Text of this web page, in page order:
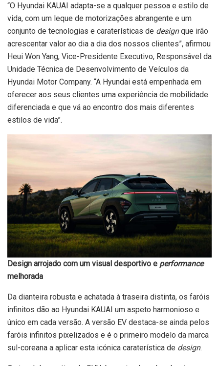
“O Hyundai KAUAI adapta-se a qualquer pessoa e estilo de
vida, com um leque de motorizações abrangente e um
conjunto de tecnologias e caraterísticas de designque irão
acrescentar valor ao dia a dia dos nossos clientes”, afirmou
Heui Won Yang, Vice-Presidente Executivo, Responsável da
Unidade Técnica de Desenvolvimento de Veículos da
Hyundai Motor Company. “A Hyundai está empenhada em
oferecer aos seus clientes uma experiência de mobilidade
diferenciada e que vá ao encontro dos mais diferentes
estilos de vida”.
Design arrojado com um visual desportivo e performance
melhorada
Da dianteira robusta e achatada à traseira distinta, os faróis
infinitos dão ao Hyundai KAUAI um aspeto harmonioso e
único em cada versão. A versão EV destaca-se ainda pelos
faróis infinitos pixelizados e é o primeiro modelo da marca
sul-coreana a aplicar esta icónica caraterística de design.